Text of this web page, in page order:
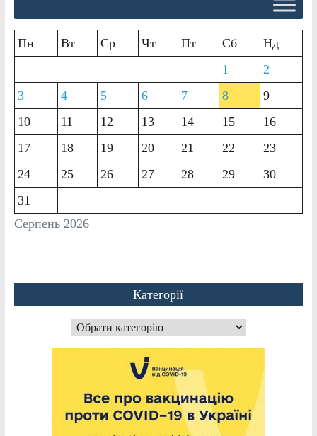
Серпень 2026
Пн Вт Ср Чт Пт Сб
Нд
1
2
3
4 5 6 7 8
9
10
11 12 13 14 15
16
17
18 19 20 21 22
23
24
25 26 27 28 29
30
31
Категорії
Категорії